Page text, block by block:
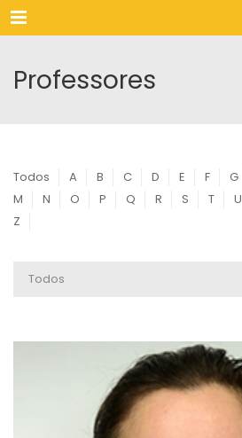
Menu
Professores
Todos A B C D E F G
M
N O P Q R S T U
Z